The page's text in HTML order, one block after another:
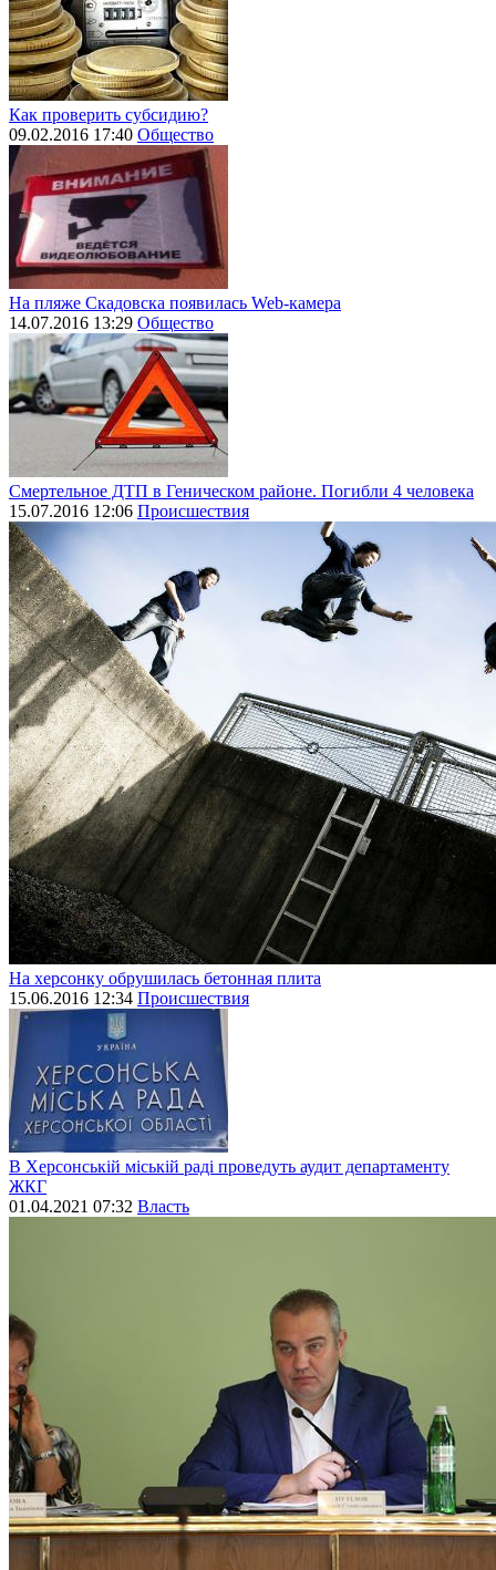
Как проверить субсидию?
09.02.2016 17:40 Общество
На пляже Скадовска появилась Web-камера
14.07.2016 13:29 Общество
Смертельное ДТП в Геническом районе. Погибли 4 человека
15.07.2016 12:06 Происшествия
На херсонку обрушилась бетонная плита
15.06.2016 12:34 Происшествия
В Херсонській міській раді проведуть аудит департаменту
ЖКГ
01.04.2021 07:32 Власть